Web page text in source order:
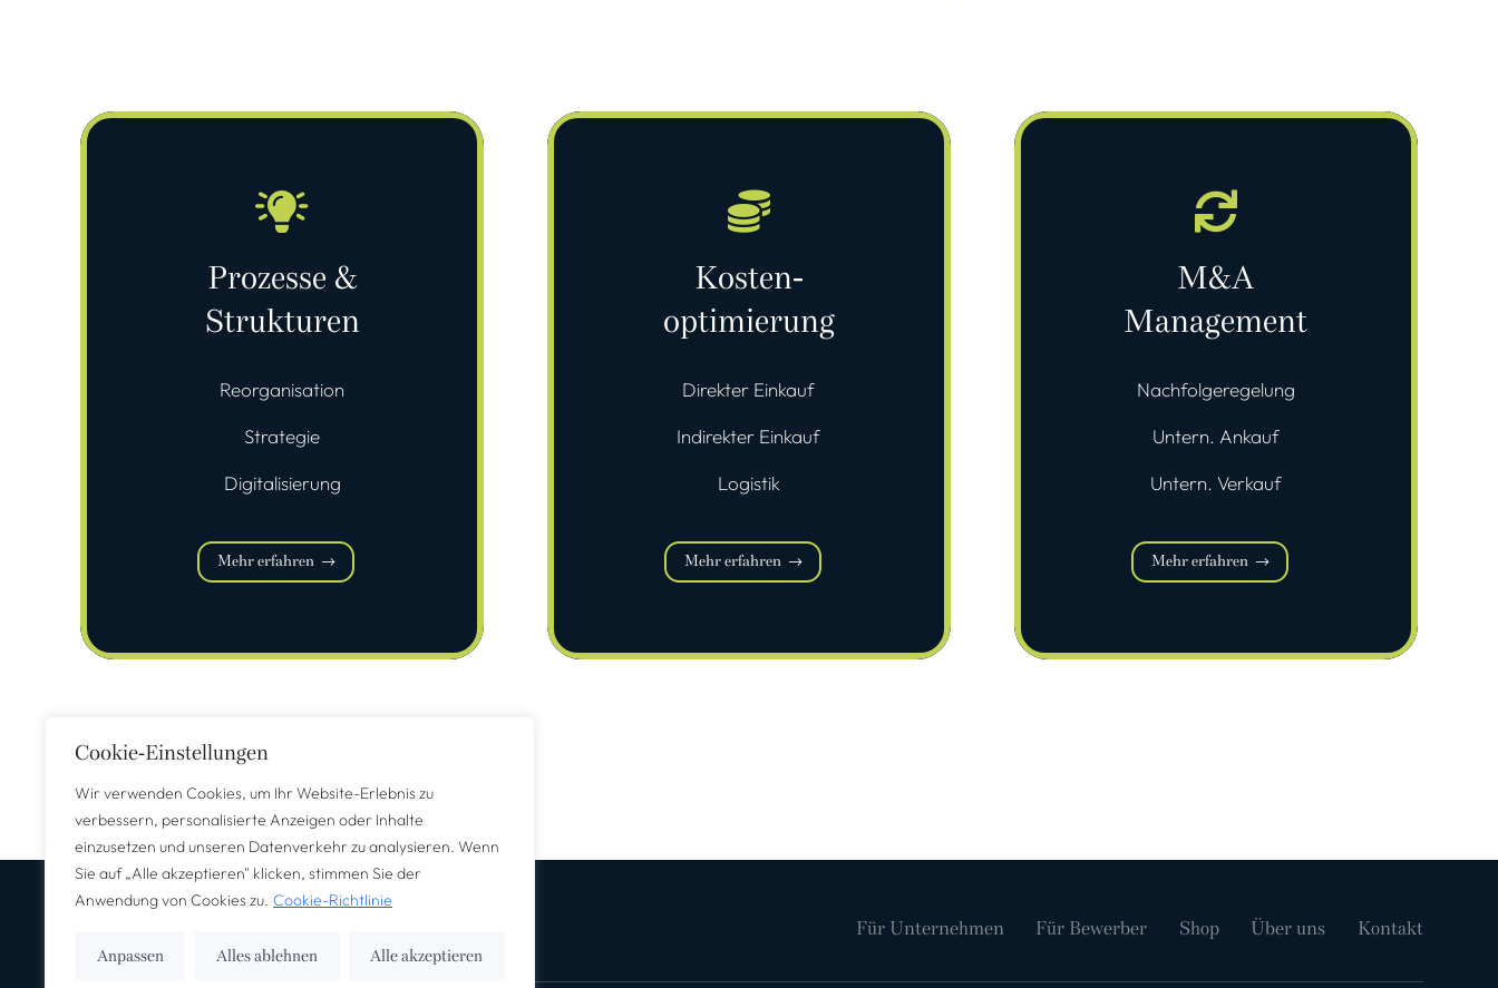
Cookie-Einstellungen
Wir verwenden Cookies, um Ihr Website-Erlebnis zu
verbessern, personalisierte Anzeigen oder Inhalte
einzusetzen und unseren Datenverkehr zu analysieren. Wenn
Sie auf „Alle akzeptieren" klicken, stimmen Sie der
Anwendung von Cookies zu. Cookie-Richtlinie
Anpassen Alles ablehnen Alle akzeptieren
Prozesse &
Strukturen
Reorganisation
Strategie
Digitalisierung
Mehr erfahren
Kosten-
optimierung
Direkter Einkauf
Indirekter Einkauf
Logistik
Mehr erfahren
M&A
Management
Nachfolgeregelung
Untern. Ankauf
Untern. Verkauf
Mehr erfahren
Für Unternehmen Für Bewerber Shop Über uns Kontakt